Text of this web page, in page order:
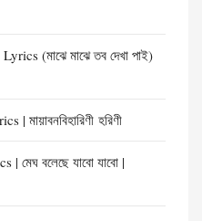
(মাঝে মাঝে তব দেখা পাই)
হরিণী
বলেছে যাবো যাবো |